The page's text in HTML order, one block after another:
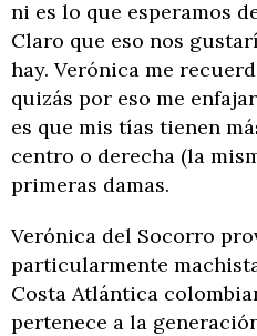
ni es lo que esperamos
Claro que eso nos
hay. Verónica me
quizás por eso me
es que mis tías tienen
centro o derecha (la
primeras damas.
Verónica del Socorro
particularmente
Costa Atlántica
pertenece a la